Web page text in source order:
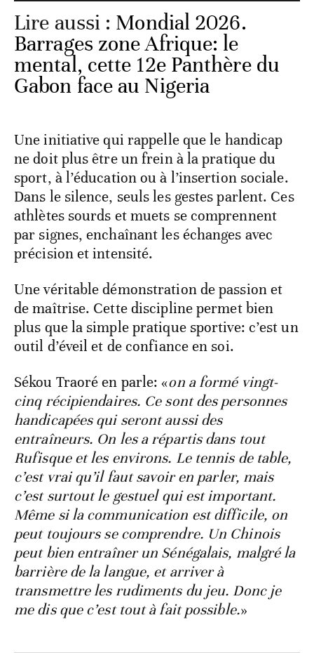
Lire aussi : Mondial 2026.
Barrages zone Afrique: le
mental, cette 12e Panthère du
Gabon face au Nigeria
Une initiative qui rappelle que le handicap
ne doit plus être un frein à la pratique du
sport, à l’éducation ou à l’insertion sociale.
Dans le silence, seuls les gestes parlent. Ces
athlètes sourds et muets se comprennent
par signes, enchaînant les échanges avec
précision et intensité.
Une véritable démonstration de passion et
de maîtrise. Cette discipline permet bien
plus que la simple pratique sportive: c’est un
outil d’éveil et de confiance en soi.
Sékou Traoré en parle: «on a formé vingt-
cinq récipiendaires. Ce sont des personnes
handicapées qui seront aussi des
entraîneurs. On les a répartis dans tout
Rufisque et les environs. Le tennis de table,
c’est vrai qu’il faut savoir en parler, mais
c’est surtout le gestuel qui est important.
Même si la communication est difficile, on
peut toujours se comprendre. Un Chinois
peut bien entraîner un Sénégalais, malgré la
barrière de la langue, et arriver à
transmettre les rudiments du jeu. Donc je
me dis que c’est tout à fait possible.»